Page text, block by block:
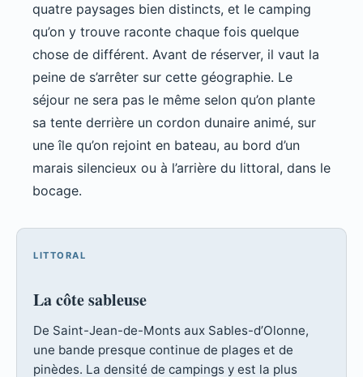
quatre paysages bien distincts, et le camping
qu’on y trouve raconte chaque fois quelque
chose de différent. Avant de réserver, il vaut la
peine de s’arrêter sur cette géographie. Le
séjour ne sera pas le même selon qu’on plante
sa tente derrière un cordon dunaire animé, sur
une île qu’on rejoint en bateau, au bord d’un
marais silencieux ou à l’arrière du littoral, dans le
bocage.
LITTORAL
La côte sableuse
De Saint-Jean-de-Monts aux Sables-d’Olonne,
une bande presque continue de plages et de
pinèdes. La densité de campings y est la plus